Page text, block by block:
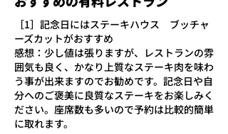
［1］記念日にはステーキハウス ブッチャ
ーズカットがおすすめ
​感想：少し値は張りますが、レストランの雰
囲気も良く、かなり上質なステーキ肉を味わ
う事が出来ますのでお勧めです。記念日や自
分へのご褒美に良質なステーキをお楽しみく
ださい。座席数も多いので予約は比較的簡単
に取れます。